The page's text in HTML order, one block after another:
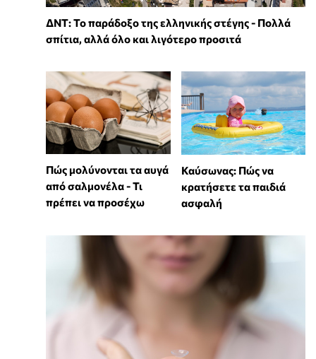
ΔΝΤ: Το παράδοξο της ελληνικής στέγης - Πολλά
σπίτια, αλλά όλο και λιγότερο προσιτά
Πώς μολύνονται τα αυγά
από σαλμονέλα - Τι
πρέπει να προσέχω
Καύσωνας: Πώς να
κρατήσετε τα παιδιά
ασφαλή